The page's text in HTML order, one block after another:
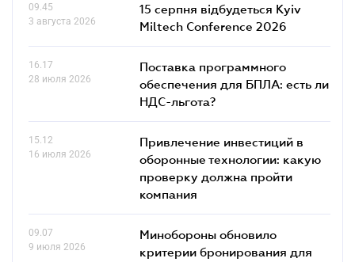
09.45
3 августа 2026
15 серпня відбудеться Kyiv
Miltech Conference 2026
16.17
28 июля 2026
Поставка программного
обеспечения для БПЛА: есть ли
НДС-льгота?
15.12
16 июля 2026
Привлечение инвестиций в
оборонные технологии: какую
проверку должна пройти
компания
09.07
9 июля 2026
Минобороны обновило
критерии бронирования для